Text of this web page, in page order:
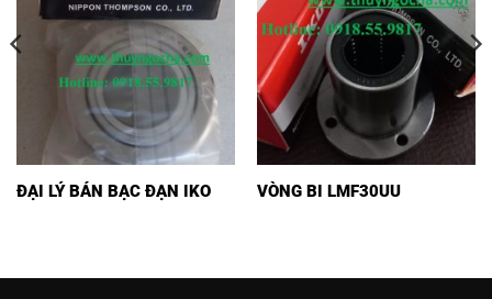
ĐẠI LÝ BÁN BẠC ĐẠN IKO VÒNG BI LMF30UU